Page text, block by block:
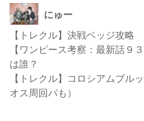
にゅー
【トレクル】決戦ベッジ攻略
【ワンピース考察：最新話９
は誰？
【トレクル】コロシアムブル
オス周回パも）